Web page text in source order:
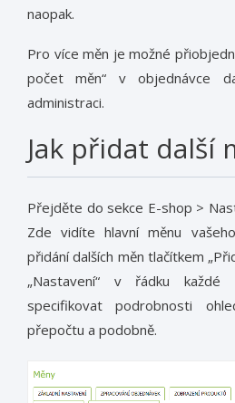
naopak.
Pro více měn je možné
počet měn“ v objednávce
administraci.
Jak přidat další
Přejděte do sekce E-shop >
Zde vidíte hlavní měnu
přidání dalších měn tlačítkem
„Nastavení“ v řádku každé
specifikovat podrobnosti
přepočtu a podobně.